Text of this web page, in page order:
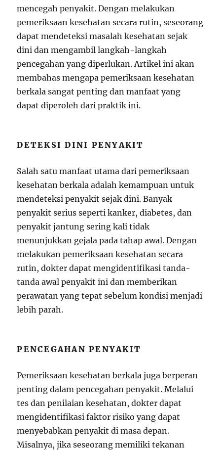
mencegah penyakit. Dengan melakukan
pemeriksaan kesehatan secara rutin, seseorang
dapat mendeteksi masalah kesehatan sejak
dini dan mengambil langkah-langkah
pencegahan yang diperlukan. Artikel ini akan
membahas mengapa pemeriksaan kesehatan
berkala sangat penting dan manfaat yang
dapat diperoleh dari praktik ini.
DETEKSI DINI PENYAKIT
Salah satu manfaat utama dari pemeriksaan
kesehatan berkala adalah kemampuan untuk
mendeteksi penyakit sejak dini. Banyak
penyakit serius seperti kanker, diabetes, dan
penyakit jantung sering kali tidak
menunjukkan gejala pada tahap awal. Dengan
melakukan pemeriksaan kesehatan secara
rutin, dokter dapat mengidentifikasi tanda-
tanda awal penyakit ini dan memberikan
perawatan yang tepat sebelum kondisi menjadi
lebih parah.
PENCEGAHAN PENYAKIT
Pemeriksaan kesehatan berkala juga berperan
penting dalam pencegahan penyakit. Melalui
tes dan penilaian kesehatan, dokter dapat
mengidentifikasi faktor risiko yang dapat
menyebabkan penyakit di masa depan.
Misalnya, jika seseorang memiliki tekanan